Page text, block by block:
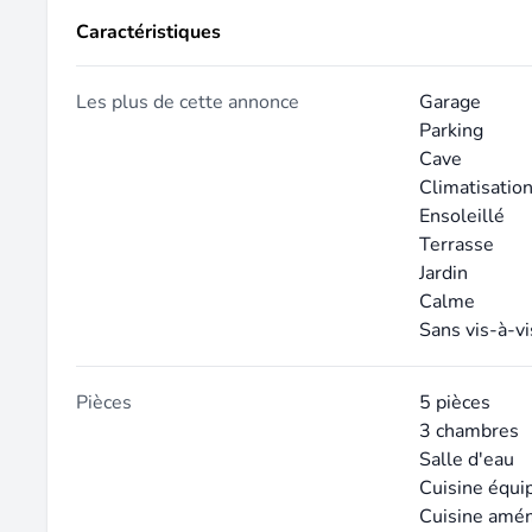
Caractéristiques
Les plus de cette annonce
Garage
Parking
Cave
Climatisation
Ensoleillé
Terrasse
Jardin
Calme
Sans vis-à-
Pièces
5 pièces
3 chambres
Salle d'eau
Cuisine
Cuisine